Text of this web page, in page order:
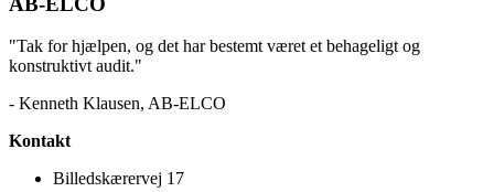
"Tak for hjælpen, og det har bestemt været et behageligt og
konstruktivt audit."
- Kenneth Klausen, AB-ELCO
Kontakt
Billedskærervej 17